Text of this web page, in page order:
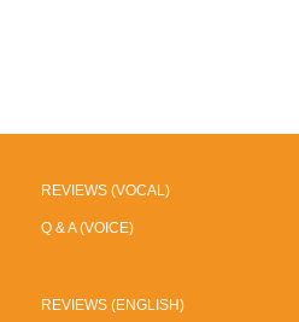
REVIEWS (VOCAL)
Q & A (VOICE)
REVIEWS (ENGLISH)